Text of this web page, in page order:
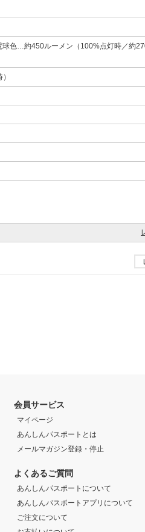
色…約450ルーメン（100%点灯時／約
会員サービス
マイページ
あんしんパスポートとは
メールマガジン登録・停止
よくあるご質問
あんしんパスポートについて
あんしんパスポートアプリについて
ご注文について